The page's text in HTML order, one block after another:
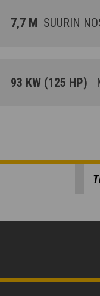
7,7 M SUURIN
93 KW (125 HP)